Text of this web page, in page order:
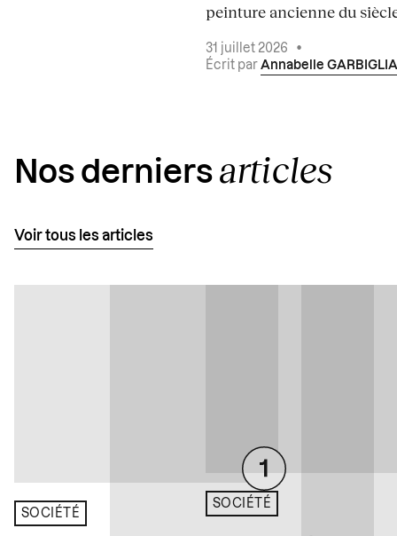
peinture ancienne du
31 juillet 2026
•
Écrit par Annabelle GARBIGLIA
Nos derniers articles
Voir tous les articles
SOCIÉTÉ
SOCIÉTÉ